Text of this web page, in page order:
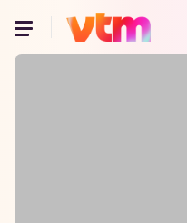
Oeps,